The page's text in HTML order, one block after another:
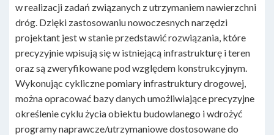
w realizacji zadań związanych z utrzymaniem nawierzchni
dróg. Dzięki zastosowaniu nowoczesnych narzędzi
projektant jest w stanie przedstawić rozwiązania, które
precyzyjnie wpisują się w istniejącą infrastrukturę i teren
oraz są zweryfikowane pod względem konstrukcyjnym.
Wykonując cykliczne pomiary infrastruktury drogowej,
można opracować bazy danych umożliwiające precyzyjne
określenie cyklu życia obiektu budowlanego i wdrożyć
programy naprawcze/utrzymaniowe dostosowane do